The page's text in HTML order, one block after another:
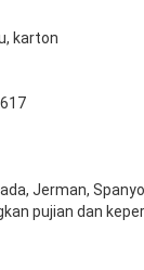
karton
Jerman,
pujian dan